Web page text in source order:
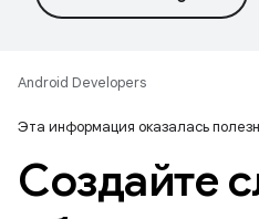
Android Developers
Эта информация оказалась
Создайте